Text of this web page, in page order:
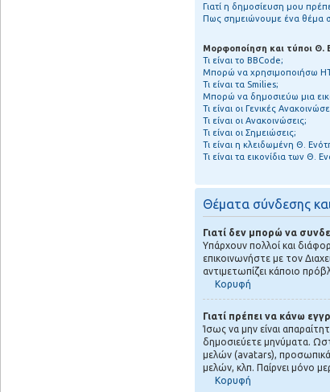
Γιατί η δημοσίευση μου
Πως σημειώνουμε ένα θέμα
Μορφοποίηση και τύποι Θ.
Τι είναι το BBCode;
Μπορώ να χρησιμοποιήσω
Τι είναι τα Smilies;
Μπορώ να δημοσιεύω μια
Τι είναι οι Γενικές
Τι είναι οι Ανακοινώσεις;
Τι είναι οι Σημειώσεις;
Τι είναι η κλειδωμένη Θ.
Τι είναι τα εικονίδια των Θ.
Θέματα σύνδεσης
Γιατί δεν μπορώ να
Υπάρχουν πολλοί και
επικοινωνήστε με τον
αντιμετωπίζει κάποιο
Κορυφή
Γιατί πρέπει να κάνω
Ίσως να μην είναι
δημοσιεύετε μηνύματα.
μελών (avatars),
μελών, κλπ. Παίρνει μόνο
Κορυφή